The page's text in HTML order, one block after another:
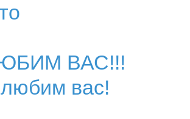
ВАС!!!
вас!